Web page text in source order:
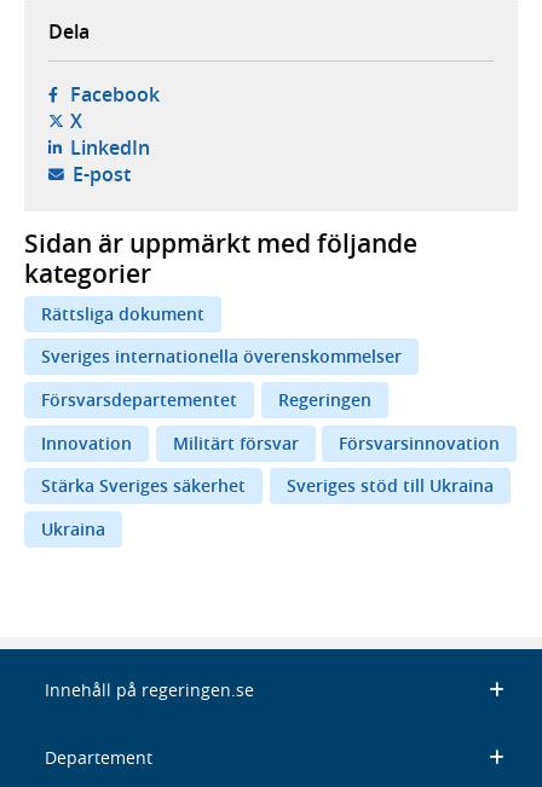
Dela
Facebook- öppnas i ny flik, extern webbplats,
X- öppnas i ny flik, extern webbplats,
LinkedIn- öppnas i ny flik, extern webbplats,
E-post- öppnar din e-postklient,
Sidan är uppmärkt med följande
kategorier
Rättsliga dokument
Sveriges internationella överenskommelser
Försvarsdepartementet
Regeringen
Innovation
Militärt försvar
Försvarsinnovation
Stärka Sveriges säkerhet
Sveriges stöd till Ukraina
Ukraina
Innehåll på regeringen.se
Departement